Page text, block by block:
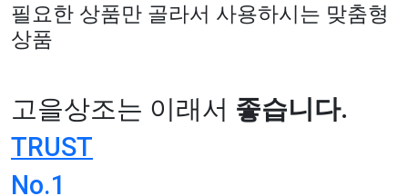
필요한 상품만 골라서 사용하시는 맞춤형
상품
고을상조는 이래서 좋습니다.
TRUST
No.1